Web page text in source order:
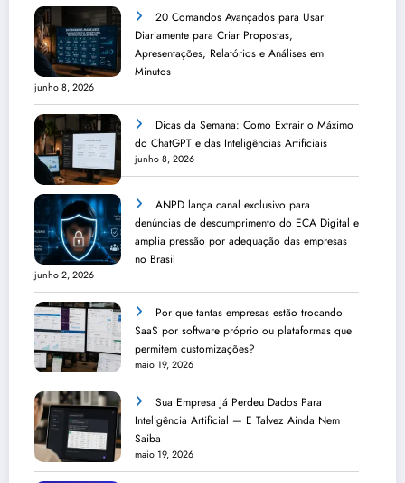
20 Comandos Avançados para Usar
Diariamente para Criar Propostas,
Apresentações, Relatórios e Análises em
Minutos
junho 8, 2026
Dicas da Semana: Como Extrair o Máximo
do ChatGPT e das Inteligências Artificiais
junho 8, 2026
ANPD lança canal exclusivo para
denúncias de descumprimento do ECA Digital e
amplia pressão por adequação das empresas
no Brasil
junho 2, 2026
Por que tantas empresas estão trocando
SaaS por software próprio ou plataformas que
permitem customizações?
maio 19, 2026
Sua Empresa Já Perdeu Dados Para
Inteligência Artificial — E Talvez Ainda Nem
Saiba
maio 19, 2026